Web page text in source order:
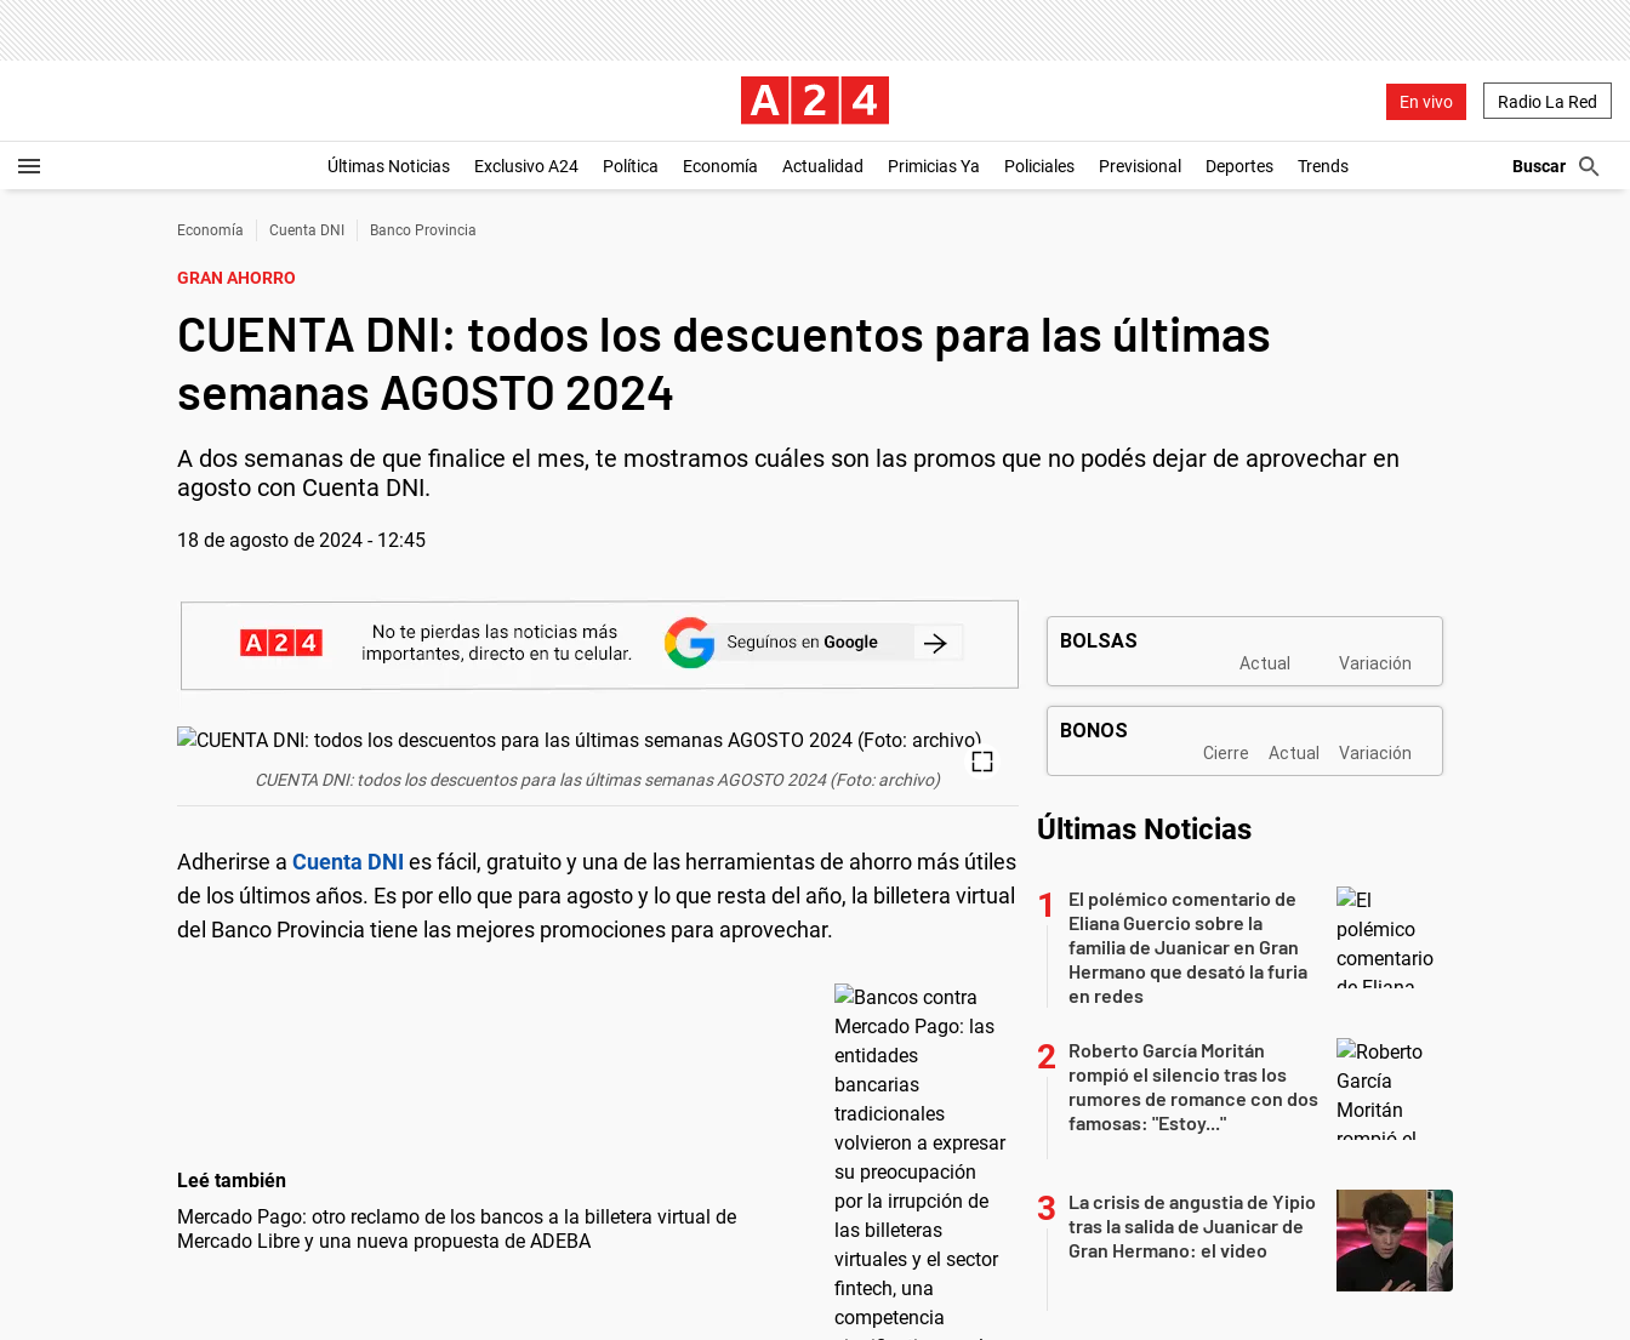
En vivo Radio La Red
Últimas Noticias Exclusivo A24 Política Economía Actualidad Primicias Ya Policiales Previsional Deportes Trends
Economía Cuenta DNI Banco Provincia
GRAN AHORRO
CUENTA DNI: todos los descuentos para las últimas
semanas AGOSTO 2024
A dos semanas de que finalice el mes, te mostramos cuáles son las promos que no podés dejar de aprovechar en
agosto con Cuenta DNI.
18 de agosto de 2024 - 12:45
CUENTA DNI: todos los descuentos para las últimas semanas AGOSTO 2024 (Foto: archivo)
Adherirse a Cuenta DNI es fácil, gratuito y una de las herramientas de ahorro más útiles
de los últimos años. Es por ello que para agosto y lo que resta del año, la billetera virtual
del Banco Provincia tiene las mejores promociones para aprovechar.
Leé también
Mercado Pago: otro reclamo de los bancos a la billetera virtual de
Mercado Libre y una nueva propuesta de ADEBA
Últimas Noticias
El polémico comentario de
Eliana Guercio sobre la
familia de Juanicar en Gran
Hermano que desató la furia
en redes
Roberto García Moritán
rompió el silencio tras los
rumores de romance con dos
famosas: "Estoy..."
La crisis de angustia de Yipio
tras la salida de Juanicar de
Gran Hermano: el video